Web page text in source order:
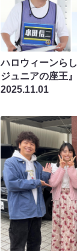
ハロウィーンら
ジュニアの座王
2025.11.01